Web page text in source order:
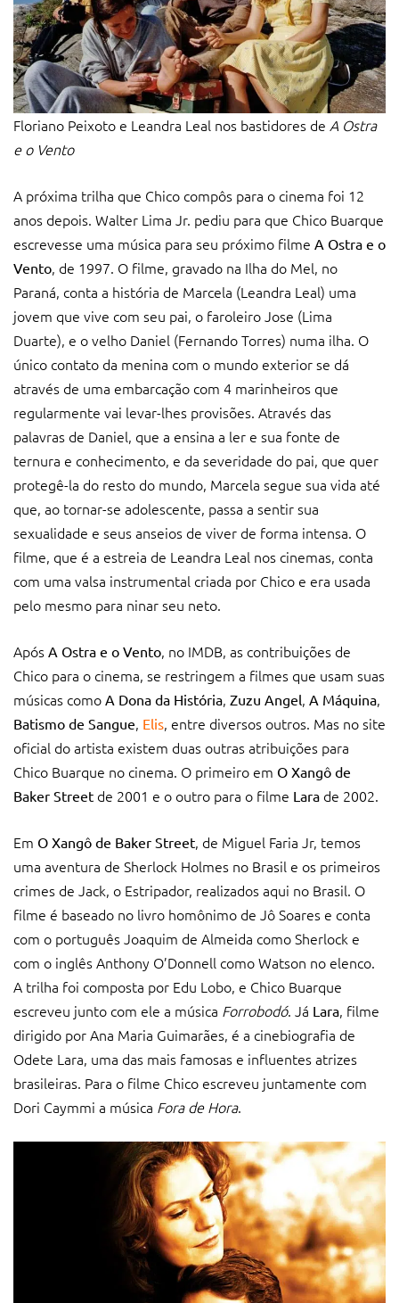
Floriano Peixoto e Leandra Leal nos bastidores de A Ostra
e o Vento
A próxima trilha que Chico compôs para o cinema foi 12
anos depois. Walter Lima Jr. pediu para que Chico Buarque
escrevesse uma música para seu próximo filme A Ostra e o
Vento, de 1997. O filme, gravado na Ilha do Mel, no
Paraná, conta a história de Marcela (Leandra Leal) uma
jovem que vive com seu pai, o faroleiro Jose (Lima
Duarte), e o velho Daniel (Fernando Torres) numa ilha. O
único contato da menina com o mundo exterior se dá
através de uma embarcação com 4 marinheiros que
regularmente vai levar-lhes provisões. Através das
palavras de Daniel, que a ensina a ler e sua fonte de
ternura e conhecimento, e da severidade do pai, que quer
protegê-la do resto do mundo, Marcela segue sua vida até
que, ao tornar-se adolescente, passa a sentir sua
sexualidade e seus anseios de viver de forma intensa. O
filme, que é a estreia de Leandra Leal nos cinemas, conta
com uma valsa instrumental criada por Chico e era usada
pelo mesmo para ninar seu neto.
Após A Ostra e o Vento, no IMDB, as contribuições de
Chico para o cinema, se restringem a filmes que usam suas
músicas como A Dona da História, Zuzu Angel, A Máquina,
Batismo de Sangue, Elis, entre diversos outros. Mas no site
oficial do artista existem duas outras atribuições para
Chico Buarque no cinema. O primeiro em O Xangô de
Baker Street de 2001 e o outro para o filme Lara de 2002.
Em O Xangô de Baker Street, de Miguel Faria Jr, temos
uma aventura de Sherlock Holmes no Brasil e os primeiros
crimes de Jack, o Estripador, realizados aqui no Brasil. O
filme é baseado no livro homônimo de Jô Soares e conta
com o português Joaquim de Almeida como Sherlock e
com o inglês Anthony O’Donnell como Watson no elenco.
A trilha foi composta por Edu Lobo, e Chico Buarque
escreveu junto com ele a música Forrobodó. Já Lara, filme
dirigido por Ana Maria Guimarães, é a cinebiografia de
Odete Lara, uma das mais famosas e influentes atrizes
brasileiras. Para o filme Chico escreveu juntamente com
Dori Caymmi a música Fora de Hora.